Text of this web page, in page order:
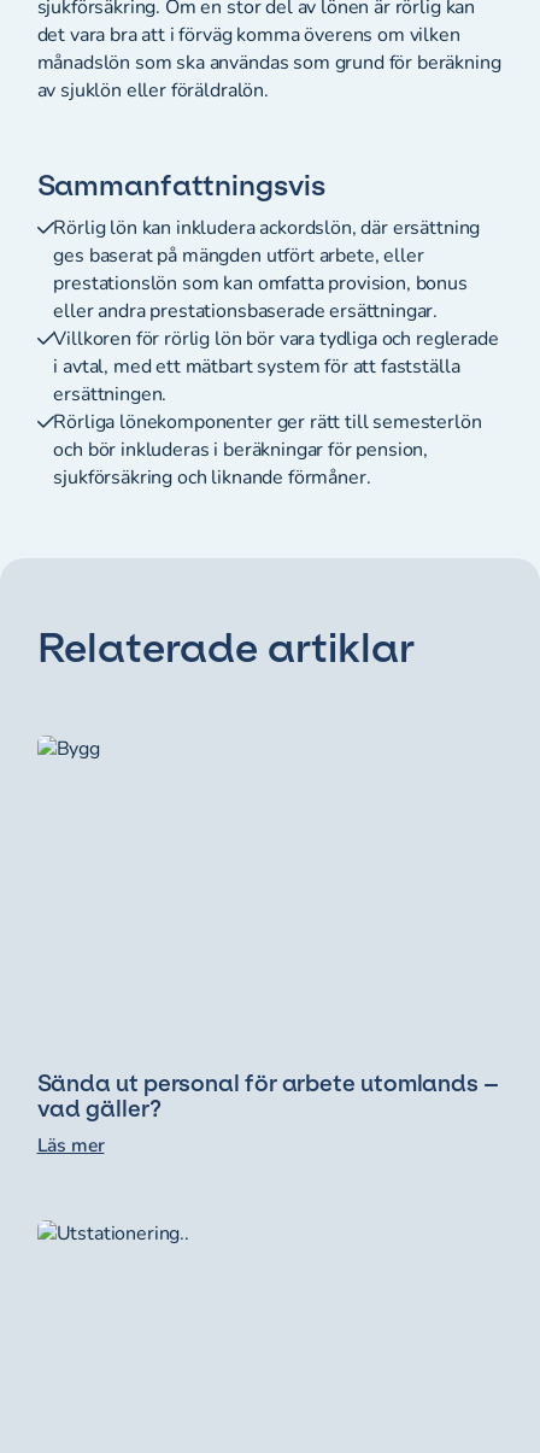
sjukförsäkring. Om en stor del av lönen är rörlig kan
det vara bra att i förväg komma överens om vilken
månadslön som ska användas som grund för beräkning
av sjuklön eller föräldralön.
Sammanfattningsvis
Rörlig lön kan inkludera ackordslön, där ersättning
ges baserat på mängden utfört arbete, eller
prestationslön som kan omfatta provision, bonus
eller andra prestationsbaserade ersättningar.
Villkoren för rörlig lön bör vara tydliga och reglerade
i avtal, med ett mätbart system för att fastställa
ersättningen.
Rörliga lönekomponenter ger rätt till semesterlön
och bör inkluderas i beräkningar för pension,
sjukförsäkring och liknande förmåner.
Relaterade artiklar
Sända ut personal för arbete utomlands –
vad gäller?
Läs mer